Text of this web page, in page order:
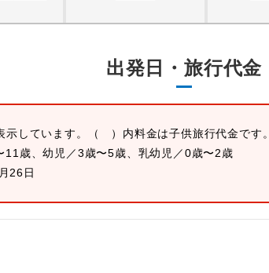
出発日・旅行代金
しています。
（ ）内料金は子供旅行代金です。
11歳、幼児／3歳〜5歳、乳幼児／0歳〜2歳
26日